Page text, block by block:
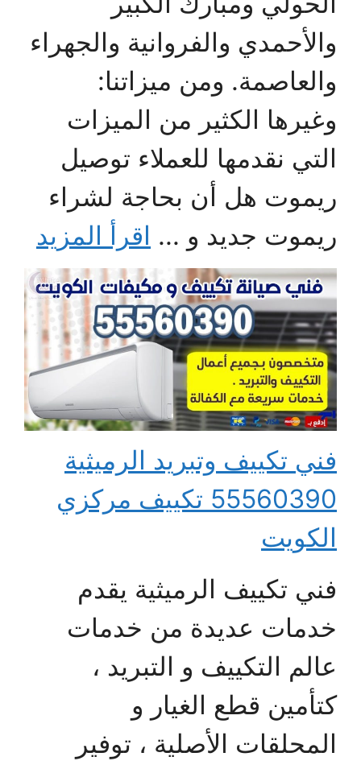
والأحمدي والفروانية والجهراء
والعاصمة. ومن ميزاتنا:
وغيرها الكثير من الميزات
التي نقدمها للعملاء توصيل
ريموت هل أن بحاجة لشراء
ريموت جديد و ... اقرأ المزيد
فني تكييف وتبريد الرميثية
55560390 تكييف مركزي
الكويت
فني تكييف الرميثية يقدم
خدمات عديدة من خدمات
عالم التكييف و التبريد ،
كتأمين قطع الغيار و
المحلقات الأصلية ، توفير